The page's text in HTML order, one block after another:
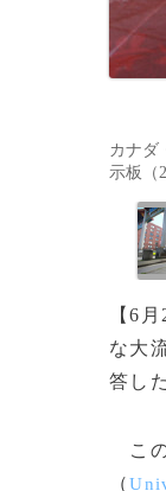
カナダ
示板（
【6
な大
答し
この
（